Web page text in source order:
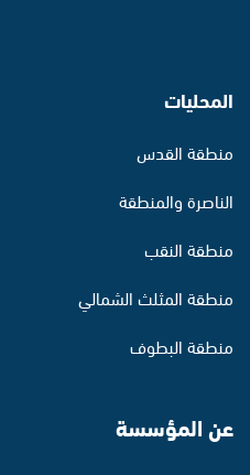
المحليات
منطقة القدس
الناصرة والمنطقة
منطقة النقب
منطقة المثلث الشمالي
منطقة البطوف
عن المؤسسة